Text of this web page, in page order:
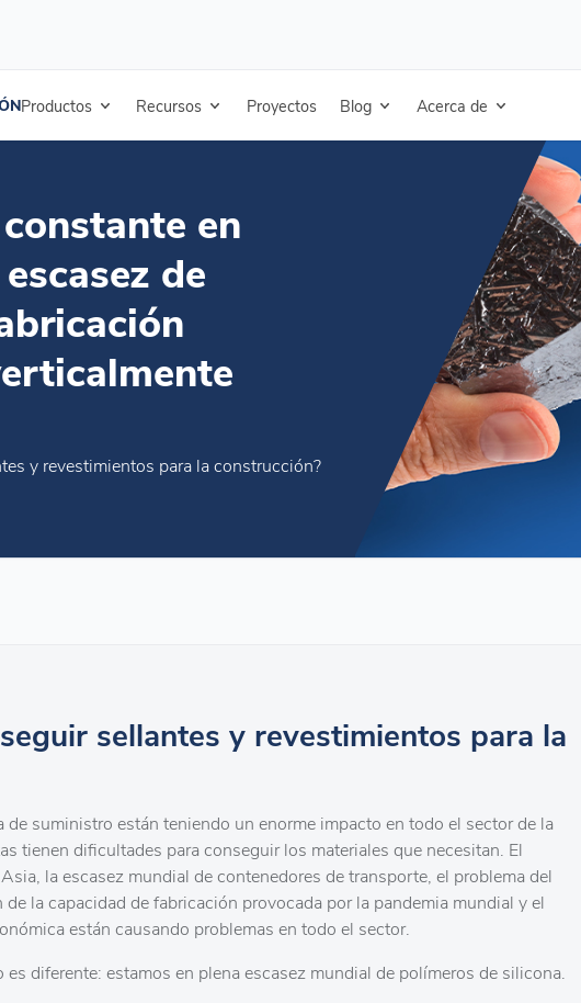
Productos Recursos Proyectos Blog Acerca de
en tiempos de escasez de silicona - Fabricación integrada verticalmente
en
de
y revestimientos para la construcción?
sellantes y revestimientos para la
de suministro están teniendo un enorme impacto en todo el sector de la
tienen dificultades para conseguir los materiales que necesitan. El
la escasez mundial de contenedores de transporte, el problema del
de la capacidad de fabricación provocada por la pandemia mundial y el
están causando problemas en todo el sector.
diferente: estamos en plena escasez mundial de polímeros de silicona.